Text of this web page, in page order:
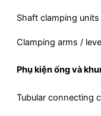
Shaft clamping units
Clamping arms /
Phụ kiện ống và
Tubular connecting